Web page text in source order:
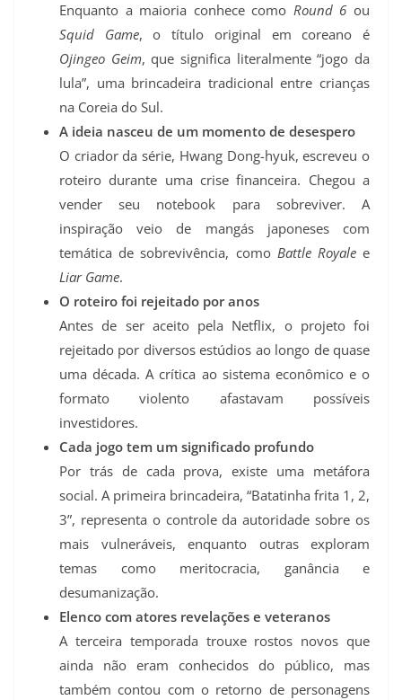
Enquanto a maioria conhece como Round 6 ou
Squid Game, o título original em coreano é
Ojingeo Geim, que significa literalmente “jogo da
lula”, uma brincadeira tradicional entre crianças
na Coreia do Sul.
A ideia nasceu de um momento de desespero
O criador da série, Hwang Dong-hyuk, escreveu o
roteiro durante uma crise financeira. Chegou a
vender seu notebook para sobreviver. A
inspiração veio de mangás japoneses com
temática de sobrevivência, como Battle Royalee
Liar Game.
O roteiro foi rejeitado por anos
Antes de ser aceito pela Netflix, o projeto foi
rejeitado por diversos estúdios ao longo de quase
uma década. A crítica ao sistema econômico e o
formato violento afastavam possíveis
investidores.
Cada jogo tem um significado profundo
Por trás de cada prova, existe uma metáfora
social. A primeira brincadeira, “Batatinha frita 1, 2,
3”, representa o controle da autoridade sobre os
mais vulneráveis, enquanto outras exploram
temas como meritocracia, ganância e
desumanização.
Elenco com atores revelações e veteranos
A terceira temporada trouxe rostos novos que
ainda não eram conhecidos do público, mas
também contou com o retorno de personagens